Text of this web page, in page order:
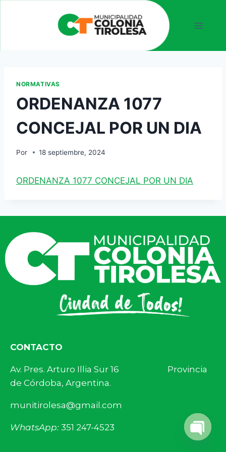
NORMATIVAS
ORDENANZA 1077
CONCEJAL POR UN DIA
Por 18 septiembre, 2024
ORDENANZA 1077 CONCEJAL POR UN DIA
CONTACTO
Av. Pres. Arturo Illia Sur 16 Provincia
de Córdoba, Argentina.
munitirolesa@gmail.com
WhatsApp: 351 247-4523